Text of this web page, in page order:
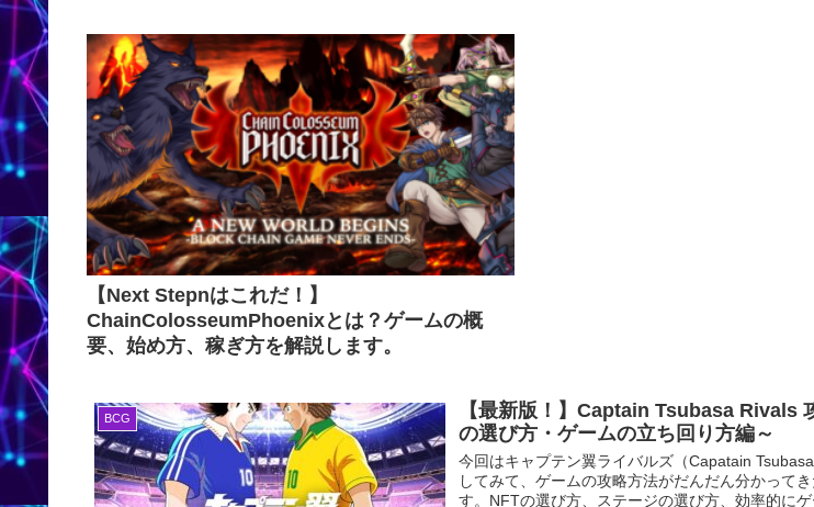
【Next Stepnはこれだ！】
ChainColosseumPhoenixとは？ゲームの概
要、始め方、稼ぎ方を解説します。
BCG
【最新版！】Captain Tsubasa Rivals
の選び方・ゲームの立ち回り方編～
今回はキャプテン翼ライバルズ（Capatain
してみて、ゲームの攻略方法がだんだん分かって
す。NFTの選び方、ステージの選び方、効率的にゲ